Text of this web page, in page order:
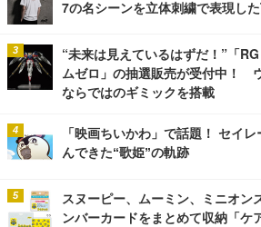
7の名シーンを立体刺繍で表現し
“未来は見えているはずだ！”「
ムゼロ」の抽選販売が受付中！
ならではのギミックを搭載
「映画ちいかわ」で話題！ セイ
んできた“歌姫”の軌跡
スヌーピー、ムーミン、ミニオン
ンバーカードをまとめて収納「ケ